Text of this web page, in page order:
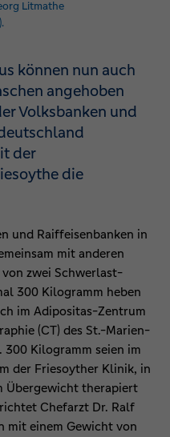
Litmathe
können nun auch
angehoben
Volksbanken und
der
die
und Raiffeisenbanken in
mit anderen
zwei Schwerlast-
300 Kilogramm heben
im Adipositas-Zentrum
(CT) des St.-Marien-
Kilogramm seien im
der Friesoyther Klinik, in
Übergewicht therapiert
Chefarzt Dr. Ralf
mit einem Gewicht von